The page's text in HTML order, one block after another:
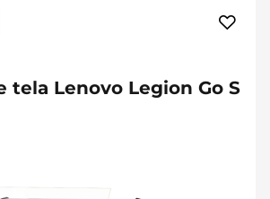
tela Lenovo Legion Go S